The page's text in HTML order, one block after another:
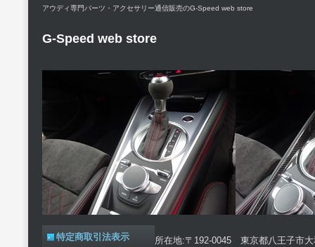
アウディ専門パーツ・アクセサリー通信販売のG-Speed web store
G-Speed web store
特定商取引法表示
所在地:〒192-0045 東京都八王子市大